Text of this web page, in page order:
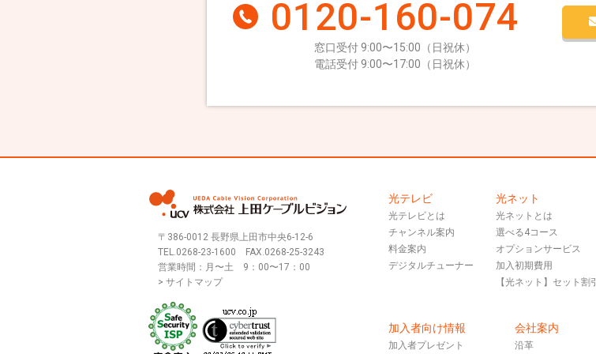
0120-160-074
窓口受付 9:00〜15:00（日祝休）
電話受付 9:00〜17:00（日祝休）
〒386-0012 長野県上田市中央6-12-6
TEL.0268-23-1600 FAX.0268-25-3243
営業時間：月〜土 9：00〜17：00
> サイトマップ
光テレビ
光テレビとは
チャンネル案内
料金案内
デジタルチューナー
光ネット
光ネットとは
選べる4コース
オプションサービス
加入初期費用
【光ネット】セット割引
加入者向け情報
加入者プレゼント
会社案内
沿革